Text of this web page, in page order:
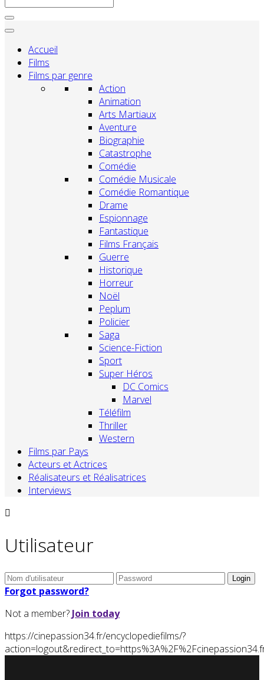
Accueil
Films
Films par genre
Action
Animation
Arts Martiaux
Aventure
Biographie
Catastrophe
Comédie
Comédie Musicale
Comédie Romantique
Drame
Espionnage
Fantastique
Films Français
Guerre
Historique
Horreur
Noël
Peplum
Policier
Saga
Science-Fiction
Sport
Super Héros
DC Comics
Marvel
Téléfilm
Thriller
Western
Films par Pays
Acteurs et Actrices
Réalisateurs et Réalisatrices
Interviews
Utilisateur
Forgot password?
Not a member? Join today
https://cinepassion34.fr/encyclopediefilms/?